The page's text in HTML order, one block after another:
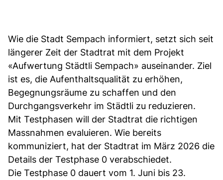
Wie die Stadt Sempach informiert, setzt sich seit
längerer Zeit der Stadtrat mit dem Projekt
«Aufwertung Städtli Sempach» auseinander. Ziel
ist es, die Aufenthaltsqualität zu erhöhen,
Begegnungsräume zu schaffen und den
Durchgangsverkehr im Städtli zu reduzieren.
Mit Testphasen will der Stadtrat die richtigen
Massnahmen evaluieren. Wie bereits
kommuniziert, hat der Stadtrat im März 2026 die
Details der Testphase 0 verabschiedet.
Die Testphase 0 dauert vom 1. Juni bis 23.